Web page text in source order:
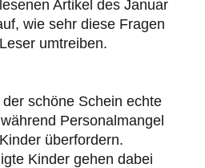
Artikel des Januar
wie sehr diese Fragen
umtreiben.
schöne Schein echte
Personalmangel
überfordern.
Kinder gehen dabei